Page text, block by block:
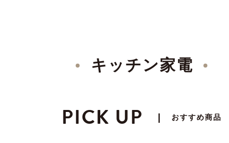
キッチン家電
PICK UP おすすめ商品